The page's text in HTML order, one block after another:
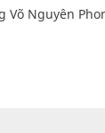
Võ Nguyên